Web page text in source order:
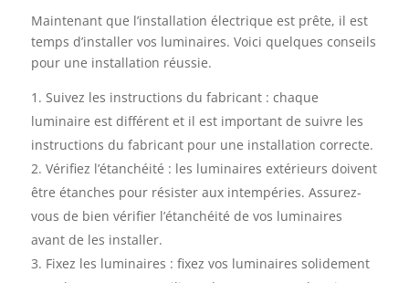
Maintenant que l’installation électrique est prête, il est
temps d’installer vos luminaires. Voici quelques conseils
pour une installation réussie.
Suivez les instructions du fabricant : chaque
luminaire est différent et il est important de suivre les
instructions du fabricant pour une installation correcte.
Vérifiez l’étanchéité : les luminaires extérieurs doivent
être étanches pour résister aux intempéries. Assurez-
vous de bien vérifier l’étanchéité de vos luminaires
avant de les installer.
Fixez les luminaires : fixez vos luminaires solidement